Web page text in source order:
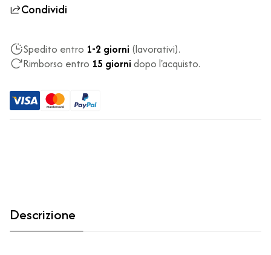
Condividi
Spedito entro 1-2 giorni (lavorativi).
Rimborso entro 15 giorni dopo l'acquisto.
Descrizione